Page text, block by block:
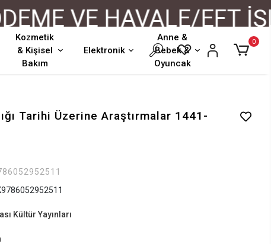
VE HAVALE/EFT
Kozmetik
& Kişisel
Bakım
Elektronik
Anne &
Bebek &
Oyuncak
0
Tarihi Üzerine Araştırmalar 1441-
Kültür Yayınları